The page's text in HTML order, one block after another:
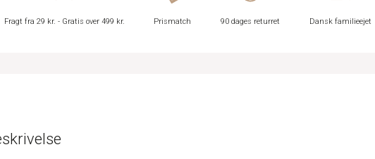
Fragt fra 29 kr. - Gratis over 499 kr. Prismatch 90 dages returret Dansk familieejet